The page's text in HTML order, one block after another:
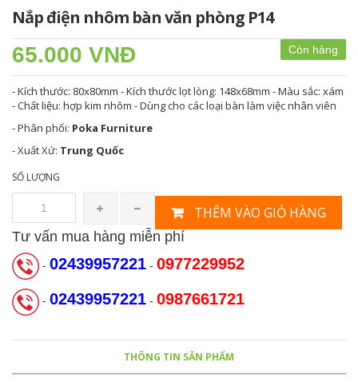
Nắp điện nhôm bàn văn phòng P14
Còn hàng
65.000 VNĐ
- Kích thước: 80x80mm - Kích thước lọt lòng: 148x68mm - Màu sắc: xám
- Chất liệu: hợp kim nhôm - Dùng cho các loại bàn làm việc nhân viên
- Phân phối: Poka Furniture
- Xuất Xứ: Trung Quốc
SỐ LƯỢNG
THÊM VÀO GIỎ HÀNG
Tư vấn mua hàng miễn phí
- 02439957221 - 0977229952
- 02439957221 - 0987661721
THÔNG TIN SẢN PHẨM